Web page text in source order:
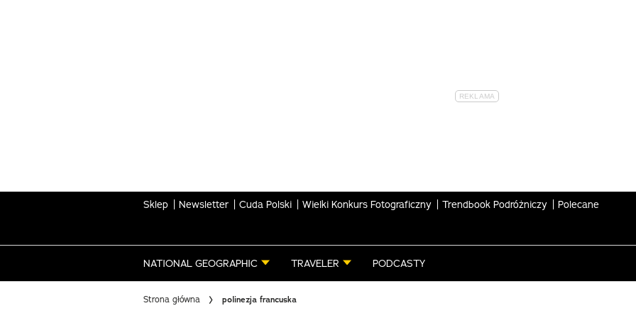
Sklep Newsletter Cuda Polski Wielki Konkurs Fotograficzny Trendbook Podróżniczy Polecane
NATIONAL GEOGRAPHIC TRAVELER PODCASTY
Strona główna polinezja francuska